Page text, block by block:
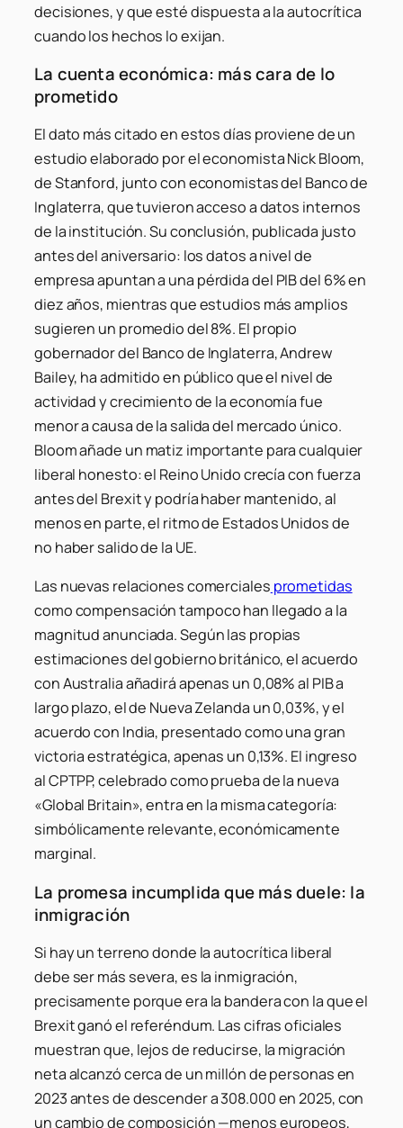
decisiones, y que esté dispuesta a la autocrítica
cuando los hechos lo exijan.
La cuenta económica: más cara de lo
prometido
El dato más citado en estos días proviene de un
estudio elaborado por el economista Nick Bloom,
de Stanford, junto con economistas del Banco de
Inglaterra, que tuvieron acceso a datos internos
de la institución. Su conclusión, publicada justo
antes del aniversario: los datos a nivel de
empresa apuntan a una pérdida del PIB del 6% en
diez años, mientras que estudios más amplios
sugieren un promedio del 8%. El propio
gobernador del Banco de Inglaterra, Andrew
Bailey, ha admitido en público que el nivel de
actividad y crecimiento de la economía fue
menor a causa de la salida del mercado único.
Bloom añade un matiz importante para cualquier
liberal honesto: el Reino Unido crecía con fuerza
antes del Brexit y podría haber mantenido, al
menos en parte, el ritmo de Estados Unidos de
no haber salido de la UE.
Las nuevas relaciones comerciales prometidas
como compensación tampoco han llegado a la
magnitud anunciada. Según las propias
estimaciones del gobierno británico, el acuerdo
con Australia añadirá apenas un 0,08% al PIB a
largo plazo, el de Nueva Zelanda un 0,03%, y el
acuerdo con India, presentado como una gran
victoria estratégica, apenas un 0,13%. El ingreso
al CPTPP, celebrado como prueba de la nueva
«Global Britain», entra en la misma categoría:
simbólicamente relevante, económicamente
marginal.
La promesa incumplida que más duele: la
inmigración
Si hay un terreno donde la autocrítica liberal
debe ser más severa, es la inmigración,
precisamente porque era la bandera con la que el
Brexit ganó el referéndum. Las cifras oficiales
muestran que, lejos de reducirse, la migración
neta alcanzó cerca de un millón de personas en
2023 antes de descender a 308.000 en 2025, con
un cambio de composición —menos europeos,